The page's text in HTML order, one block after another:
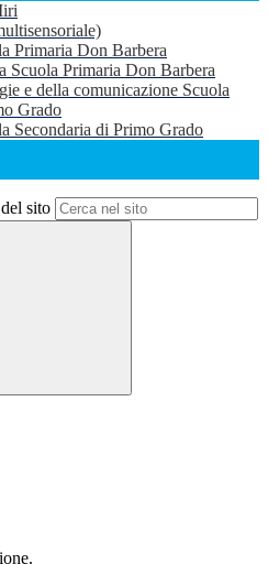
Primaria Don Barbera
Scuola Primaria Don Barbera
e della comunicazione Scuola
Grado
Secondaria di Primo Grado
sito